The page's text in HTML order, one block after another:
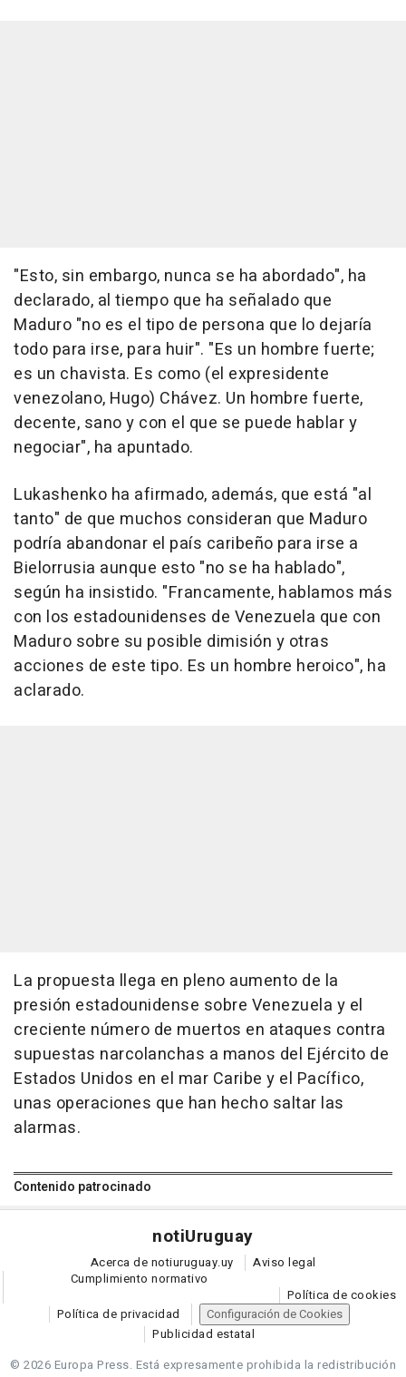
"Esto, sin embargo, nunca se ha abordado", ha
declarado, al tiempo que ha señalado que
Maduro "no es el tipo de persona que lo dejaría
todo para irse, para huir". "Es un hombre fuerte;
es un chavista. Es como (el expresidente
venezolano, Hugo) Chávez. Un hombre fuerte,
decente, sano y con el que se puede hablar y
negociar", ha apuntado.
Lukashenko ha afirmado, además, que está "al
tanto" de que muchos consideran que Maduro
podría abandonar el país caribeño para irse a
Bielorrusia aunque esto "no se ha hablado",
según ha insistido. "Francamente, hablamos más
con los estadounidenses de Venezuela que con
Maduro sobre su posible dimisión y otras
acciones de este tipo. Es un hombre heroico", ha
aclarado.
La propuesta llega en pleno aumento de la
presión estadounidense sobre Venezuela y el
creciente número de muertos en ataques contra
supuestas narcolanchas a manos del Ejército de
Estados Unidos en el mar Caribe y el Pacífico,
unas operaciones que han hecho saltar las
alarmas.
Contenido patrocinado
notiUruguay
Acerca de notiuruguay.uy
Aviso legal
Cumplimiento normativo
Política de cookies
Política de privacidad
Configuración de Cookies
Publicidad estatal
© 2026 Europa Press. Está expresamente prohibida la redistribución